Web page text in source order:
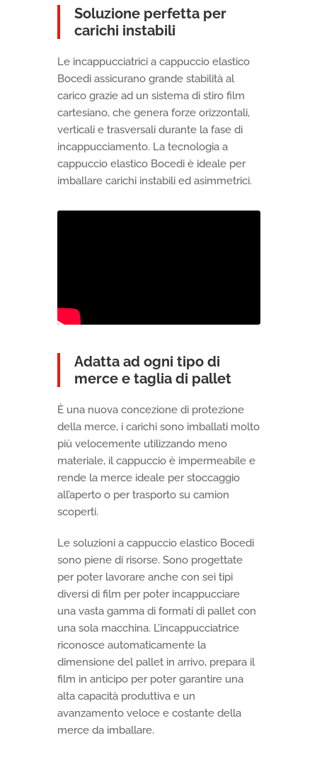
Soluzione perfetta per
carichi instabili
Le incappucciatrici a cappuccio elastico
Bocedi assicurano grande stabilità al
carico grazie ad un sistema di stiro film
cartesiano, che genera forze orizzontali,
verticali e trasversali durante la fase di
incappucciamento. La tecnologia a
cappuccio elastico Bocedi è ideale per
imballare carichi instabili ed asimmetrici.
Adatta ad ogni tipo di
merce e taglia di pallet
È una nuova concezione di protezione
della merce, i carichi sono imballati molto
più velocemente utilizzando meno
materiale, il cappuccio è impermeabile e
rende la merce ideale per stoccaggio
all’aperto o per trasporto su camion
scoperti.
Le soluzioni a cappuccio elastico Bocedi
sono piene di risorse. Sono progettate
per poter lavorare anche con sei tipi
diversi di film per poter incappucciare
una vasta gamma di formati di pallet con
una sola macchina. L’incappucciatrice
riconosce automaticamente la
dimensione del pallet in arrivo, prepara il
film in anticipo per poter garantire una
alta capacità produttiva e un
avanzamento veloce e costante della
merce da imballare.